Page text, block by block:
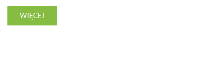
WIĘCEJ